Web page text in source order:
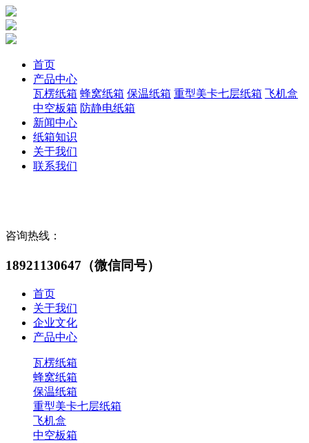
首页
产品中心
瓦楞纸箱 蜂窝纸箱 保温纸箱 重型美卡七层纸箱 飞机盒
中空板箱 防静电纸箱
新闻中心
纸箱知识
关于我们
联系我们
咨询热线：
18921130647（微信同号）
首页
关于我们
企业文化
产品中心
瓦楞纸箱
蜂窝纸箱
保温纸箱
重型美卡七层纸箱
飞机盒
中空板箱